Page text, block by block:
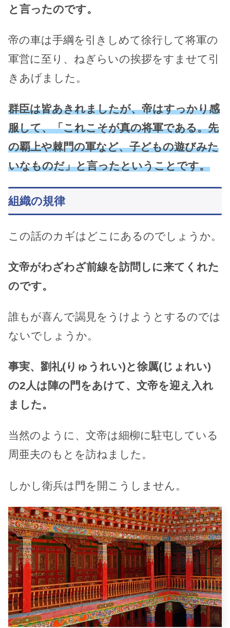
と言ったのです。
帝の車は手綱を引きしめて徐行して将軍の
軍営に至り、ねぎらいの挨拶をすませて引
きあげました。
群臣は皆あきれましたが、帝はすっかり感
服して、「これこそが真の将軍である。先
の覇上や棘門の軍など、子どもの遊びみた
いなものだ」と言ったということです。
組織の規律
この話のカギはどこにあるのでしょうか。
文帝がわざわざ前線を訪問しに来てくれた
のです。
誰もが喜んで謁見をうけようとするのでは
ないでしょうか。
事実、劉礼(りゅうれい)と徐厲(じょれい)
の2人は陣の門をあけて、文帝を迎え入れ
ました。
当然のように、文帝は細柳に駐屯している
周亜夫のもとを訪ねました。
しかし衛兵は門を開こうしません。